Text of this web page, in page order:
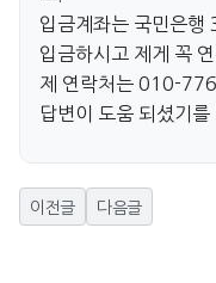
입금계좌는 국민은
입금하시고 제게 꼭
제 연락처는 010-
답변이 도움 되셨기
이전글 다음글